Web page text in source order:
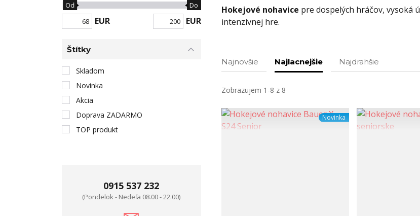
Hokejové nohavice pre dospelých hráčov, vysoká
intenzívnej hre.
Najnovšie Najlacnejšie Najdrahšie
Zobrazujem 1-8 z 8
Novinka
EUR
Od Do
EUR
Štítky
Skladom
Novinka
Akcia
Doprava ZADARMO
TOP produkt
0915 537 232
(Pondelok - Nedeľa 08.00 - 22.00)